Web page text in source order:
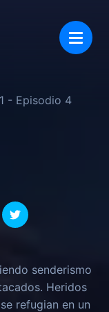
1 - Episodio 4
senderismo
Heridos
refugian en un